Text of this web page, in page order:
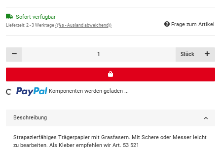
Sofort verfügbar
Lieferzeit: 2 - 3 Werktage ((%s - Ausland abweichend)) Frage zum Artikel
Stück
Komponenten werden geladen ...
Beschreibung
Strapazierfähiges Trägerpapier mit Grasfasern. Mit Schere oder Messer leicht
zu bearbeiten. Als Kleber empfehlen wir Art. 53 521